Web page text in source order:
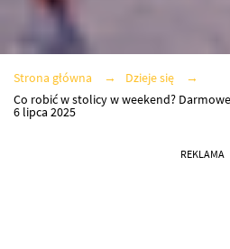
Strona główna
Dzieje się
Co robić w stolicy w weekend?
6 lipca 2025
REKLAMA